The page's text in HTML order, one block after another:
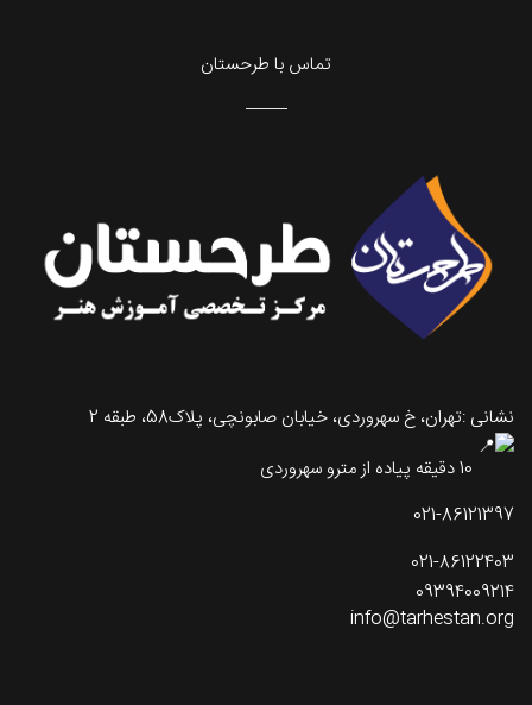
تماس با طرحستان
نشانی :تهران، خ سهروردی، خیابان صابونچی، پلاک58، طبقه 2
021-86121397
021-86122403
09394009214
info@tarhestan.org